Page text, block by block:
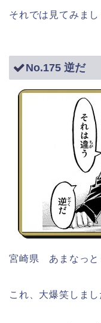
それでは見てみま
No.175 逆だ
宮崎県 あまなっと
これ、大爆笑しまし